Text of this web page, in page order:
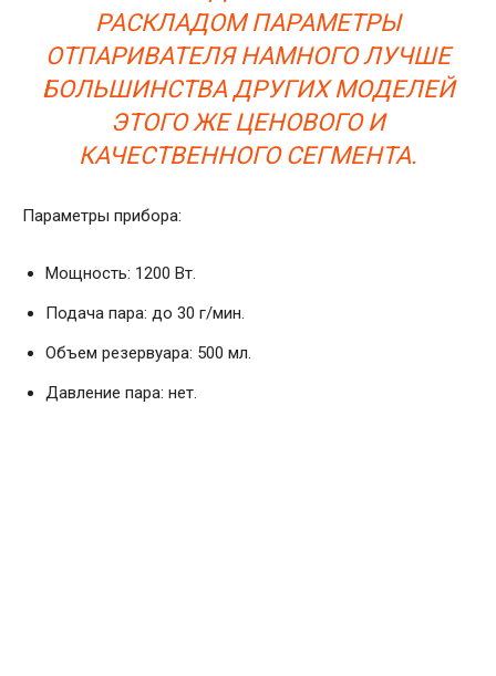
РАСКЛАДОМ ПАРАМЕТРЫ
ОТПАРИВАТЕЛЯ НАМНОГО ЛУЧШЕ
БОЛЬШИНСТВА ДРУГИХ МОДЕЛЕЙ
ЭТОГО ЖЕ ЦЕНОВОГО И
КАЧЕСТВЕННОГО СЕГМЕНТА.
Параметры прибора:
Мощность: 1200 Вт.
Подача пара: до 30 г/мин.
Объем резервуара: 500 мл.
Давление пара: нет.